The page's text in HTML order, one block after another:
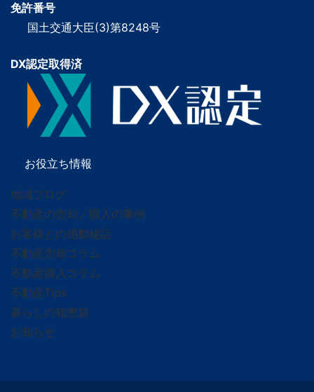
免許番号
国土交通大臣(3)第8248号
DX認定取得済
お役立ち情報
地域ブログ
不動産の売却／購入の事例
お客様との感動秘話
不動産売却コラム
不動産購入コラム
不動産Tips
暮らしの知恵袋
お知らせ